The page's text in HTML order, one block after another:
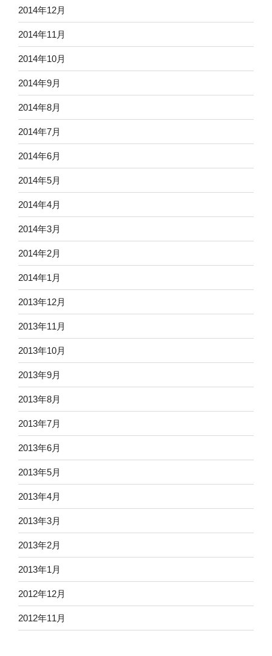
2014年12月
2014年11月
2014年10月
2014年9月
2014年8月
2014年7月
2014年6月
2014年5月
2014年4月
2014年3月
2014年2月
2014年1月
2013年12月
2013年11月
2013年10月
2013年9月
2013年8月
2013年7月
2013年6月
2013年5月
2013年4月
2013年3月
2013年2月
2013年1月
2012年12月
2012年11月